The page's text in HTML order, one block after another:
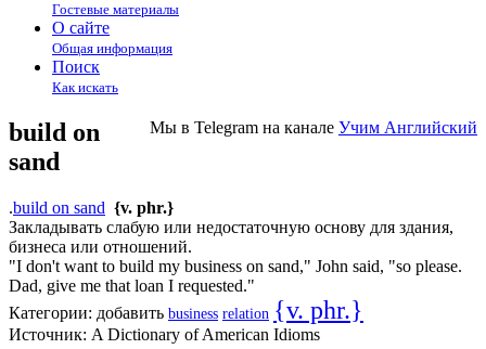
Гостевые материалы
О сайте
Общая информация
Поиск
Как искать
Мы в Telegram на канале Учим Английский
build on
sand
.build on sand {v. phr.}
Закладывать слабую или недостаточную основу для здания,
бизнеса или отношений.
"I don't want to build my business on sand," John said, "so please.
Dad, give me that loan I requested."
Категории: добавить business relation {v. phr.}
Источник: A Dictionary of American Idioms